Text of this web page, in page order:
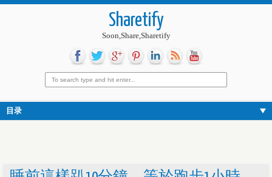
Sharetify
Soon,Share,Sharetify
目录